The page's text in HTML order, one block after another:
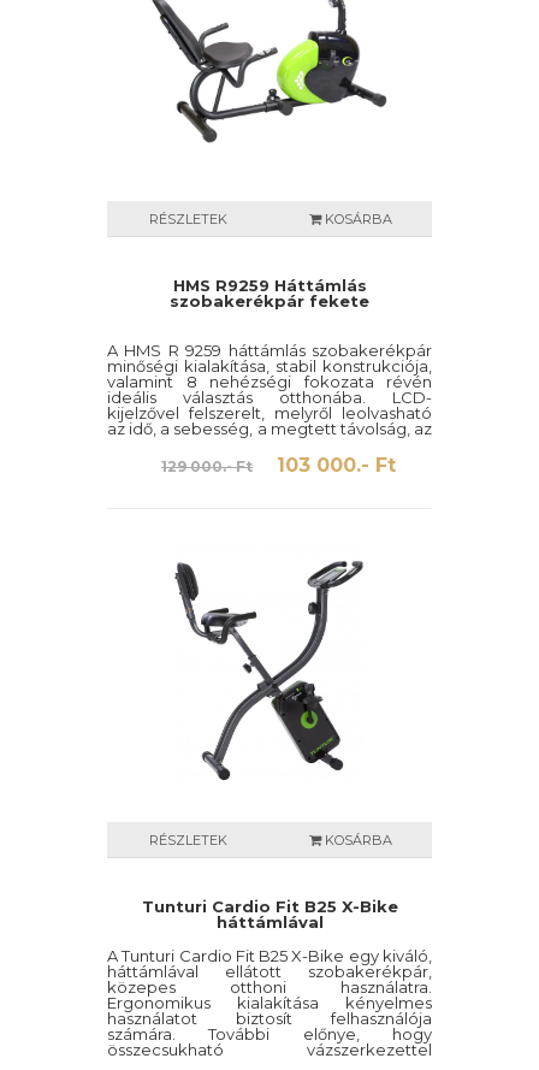
RÉSZLETEK KOSÁRBA
HMS R9259 Háttámlás
szobakerékpár fekete
A HMS R 9259 háttámlás szobakerékpár
minőségi kialakítása, stabil konstrukciója,
valamint 8 nehézségi fokozata révén
ideális választás otthonába. LCD-
kijelzővel felszerelt, melyről leolvasható
az idő, a sebesség, a megtett távolság, az
elégetett kalória, valamint a pulzus.
Maximális terhelhetősége 120 kg.
129 000.- Ft 103 000.- Ft
RÉSZLETEK KOSÁRBA
Tunturi Cardio Fit B25 X-Bike
háttámlával
A Tunturi Cardio Fit B25 X-Bike egy kiváló,
háttámlával ellátott szobakerékpár,
közepes otthoni használatra.
Ergonomikus kialakítása kényelmes
használatot biztosít felhasználója
számára. További előnye, hogy
összecsukható vázszerkezettel